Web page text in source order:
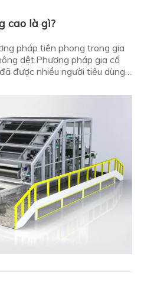
cao là gì?
pháp tiên phong trong gia
dệt.Phương pháp gia cố
được nhiều người tiêu dùng
thảo khi nào: Máy kéo sợi